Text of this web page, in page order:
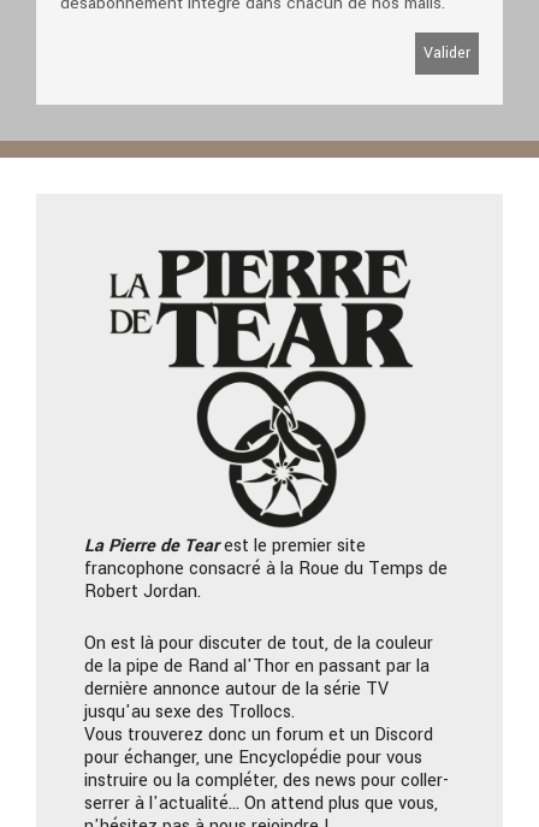
La Pierrede Tearest le premier site
francophone consacré à la Roue du Temps de
Robert Jordan.
On est là pour discuter de tout, de la couleur
de la pipe de Rand al'Thor en passant par la
dernière annonce autour de la série TV
jusqu'au sexe des Trollocs.
Vous trouverez donc un forum et un Discord
pour échanger, une Encyclopédie pour vous
instruire ou la compléter, des news pour coller-
serrer à l'actualité… On attend plus que vous,